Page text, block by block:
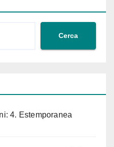
Cerca
4. Estemporanea